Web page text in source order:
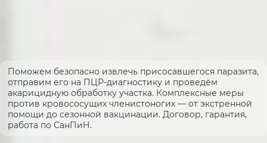
Поможем безопасно извлечь присосавшегося паразита,
отправим его на ПЦР-диагностику и проведём
акарицидную обработку участка. Комплексные меры
против кровососущих членистоногих — от экстренной
помощи до сезонной вакцинации. Договор, гарантия,
работа по СанПиН.